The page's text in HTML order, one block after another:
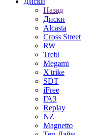
Назад
Диски
Alcasta
Cross Street
RW
Trebl
Megami
X'trike
SDT
iFree
ГАЗ
Replay
NZ
Magnetto